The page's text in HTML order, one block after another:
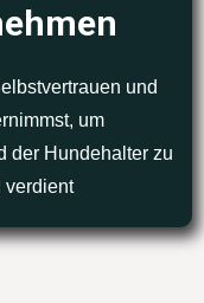
und
um
der Hundehalter zu
verdient